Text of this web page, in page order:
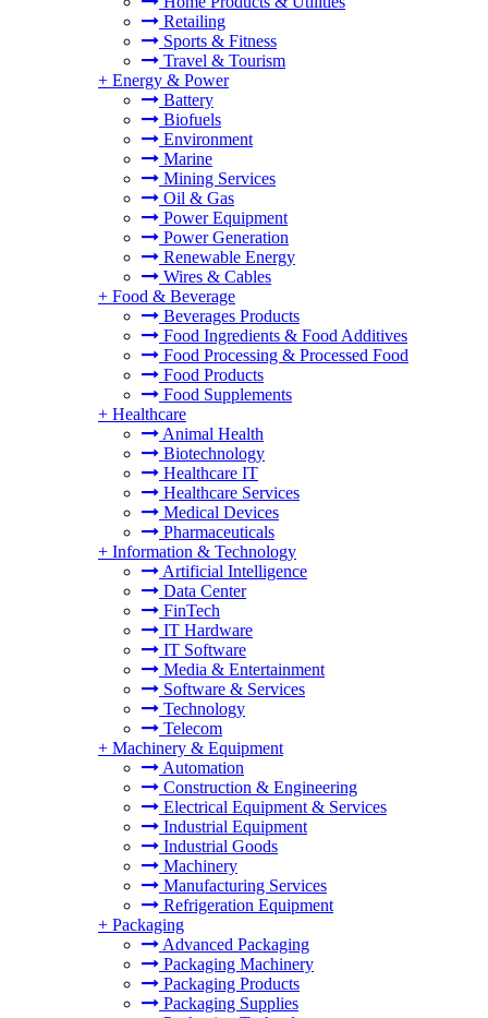
Retailing
Sports & Fitness
Travel & Tourism
+ Energy & Power
Battery
Biofuels
Environment
Marine
Mining Services
Oil & Gas
Power Equipment
Power Generation
Renewable Energy
Wires & Cables
+ Food & Beverage
Beverages Products
Food Ingredients & Food Additives
Food Processing & Processed Food
Food Products
Food Supplements
+ Healthcare
Animal Health
Biotechnology
Healthcare IT
Healthcare Services
Medical Devices
Pharmaceuticals
+ Information & Technology
Artificial Intelligence
Data Center
FinTech
IT Hardware
IT Software
Media & Entertainment
Software & Services
Technology
Telecom
+ Machinery & Equipment
Automation
Construction & Engineering
Electrical Equipment & Services
Industrial Equipment
Industrial Goods
Machinery
Manufacturing Services
Refrigeration Equipment
+ Packaging
Advanced Packaging
Packaging Machinery
Packaging Products
Packaging Supplies